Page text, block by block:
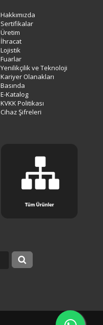
Hakkımızda
Sertifikalar
Üretim
İhracat
Lojistik
Fuarlar
Yenilikçilik ve Teknoloji
Kariyer Olanakları
Basında
E-Katalog
KVKK Politikası
Cihaz Şifreleri